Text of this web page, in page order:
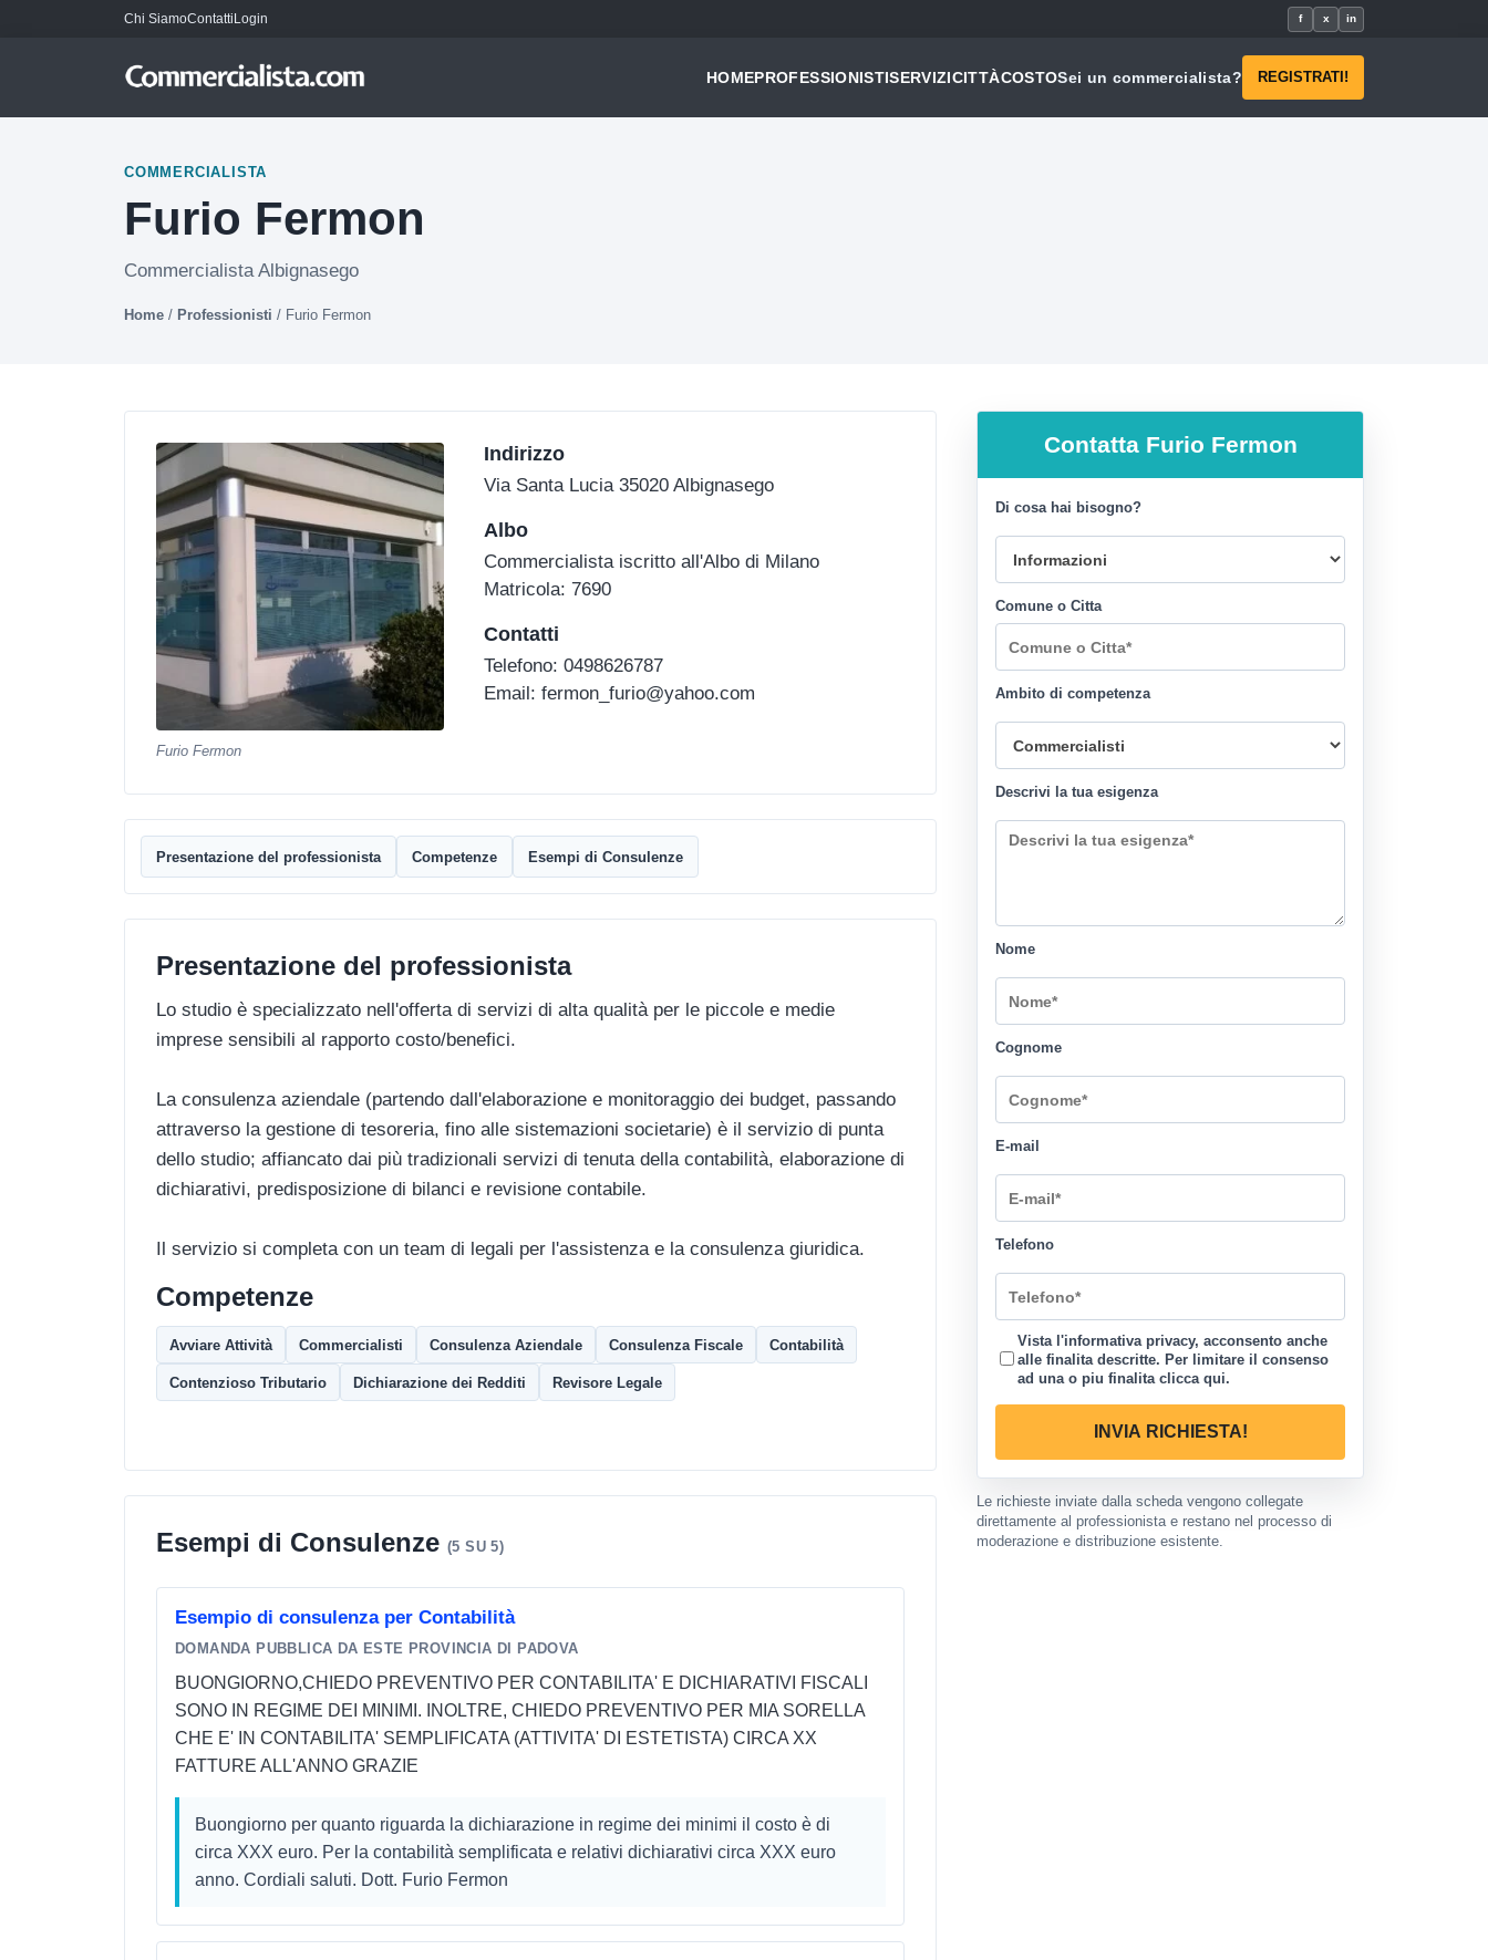
Chi SiamoContattiLogin f x in
HOMEPROFESSIONISTISERVIZICITTÀCOSTOSei un commercialista? REGISTRATI!
COMMERCIALISTA
Furio Fermon
Commercialista Albignasego
Home / Professionisti / Furio Fermon
Furio Fermon
Indirizzo
Via Santa Lucia 35020 Albignasego
Albo
Commercialista iscritto all'Albo di Milano
Matricola: 7690
Contatti
Telefono: 0498626787
Email: fermon_furio@yahoo.com
Presentazione del professionista Competenze Esempi di Consulenze
Presentazione del professionista
Lo studio è specializzato nell'offerta di servizi di alta qualità per le piccole e medie
imprese sensibili al rapporto costo/benefici.
La consulenza aziendale (partendo dall'elaborazione e monitoraggio dei budget, passando
attraverso la gestione di tesoreria, fino alle sistemazioni societarie) è il servizio di punta
dello studio; affiancato dai più tradizionali servizi di tenuta della contabilità, elaborazione di
dichiarativi, predisposizione di bilanci e revisione contabile.
Il servizio si completa con un team di legali per l'assistenza e la consulenza giuridica.
Competenze
Avviare Attività Commercialisti Consulenza Aziendale Consulenza Fiscale Contabilità
Contenzioso Tributario Dichiarazione dei Redditi Revisore Legale
Esempi di Consulenze (5 SU 5)
Esempio di consulenza per Contabilità
DOMANDA PUBBLICA DA ESTE PROVINCIA DI PADOVA
BUONGIORNO,CHIEDO PREVENTIVO PER CONTABILITA' E DICHIARATIVI FISCALI
SONO IN REGIME DEI MINIMI. INOLTRE, CHIEDO PREVENTIVO PER MIA SORELLA
CHE E' IN CONTABILITA' SEMPLIFICATA (ATTIVITA' DI ESTETISTA) CIRCA XX
FATTURE ALL'ANNO GRAZIE
Buongiorno per quanto riguarda la dichiarazione in regime dei minimi il costo è di
circa XXX euro. Per la contabilità semplificata e relativi dichiarativi circa XXX euro
anno. Cordiali saluti. Dott. Furio Fermon
Contatta Furio Fermon
Di cosa hai bisogno?
Comune o Citta
Ambito di competenza
Descrivi la tua esigenza
Nome
Cognome
E-mail
Telefono
Vista l'informativa privacy, acconsento anche
alle finalita descritte. Per limitare il consenso
ad una o piu finalita clicca qui.
INVIA RICHIESTA!
Le richieste inviate dalla scheda vengono collegate
direttamente al professionista e restano nel processo di
moderazione e distribuzione esistente.